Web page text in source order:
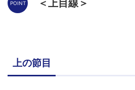
＜上目線＞
上の節目